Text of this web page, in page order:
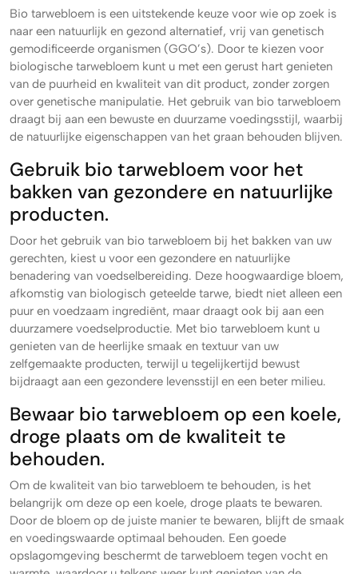
Bio tarwebloem is een uitstekende keuze voor wie op zoek is
naar een natuurlijk en gezond alternatief, vrij van genetisch
gemodificeerde organismen (GGO’s). Door te kiezen voor
biologische tarwebloem kunt u met een gerust hart genieten
van de puurheid en kwaliteit van dit product, zonder zorgen
over genetische manipulatie. Het gebruik van bio tarwebloem
draagt bij aan een bewuste en duurzame voedingsstijl, waarbij
de natuurlijke eigenschappen van het graan behouden blijven.
Gebruik bio tarwebloem voor het
bakken van gezondere en natuurlijke
producten.
Door het gebruik van bio tarwebloem bij het bakken van uw
gerechten, kiest u voor een gezondere en natuurlijke
benadering van voedselbereiding. Deze hoogwaardige bloem,
afkomstig van biologisch geteelde tarwe, biedt niet alleen een
puur en voedzaam ingrediënt, maar draagt ook bij aan een
duurzamere voedselproductie. Met bio tarwebloem kunt u
genieten van de heerlijke smaak en textuur van uw
zelfgemaakte producten, terwijl u tegelijkertijd bewust
bijdraagt aan een gezondere levensstijl en een beter milieu.
Bewaar bio tarwebloem op een koele,
droge plaats om de kwaliteit te
behouden.
Om de kwaliteit van bio tarwebloem te behouden, is het
belangrijk om deze op een koele, droge plaats te bewaren.
Door de bloem op de juiste manier te bewaren, blijft de smaak
en voedingswaarde optimaal behouden. Een goede
opslagomgeving beschermt de tarwebloem tegen vocht en